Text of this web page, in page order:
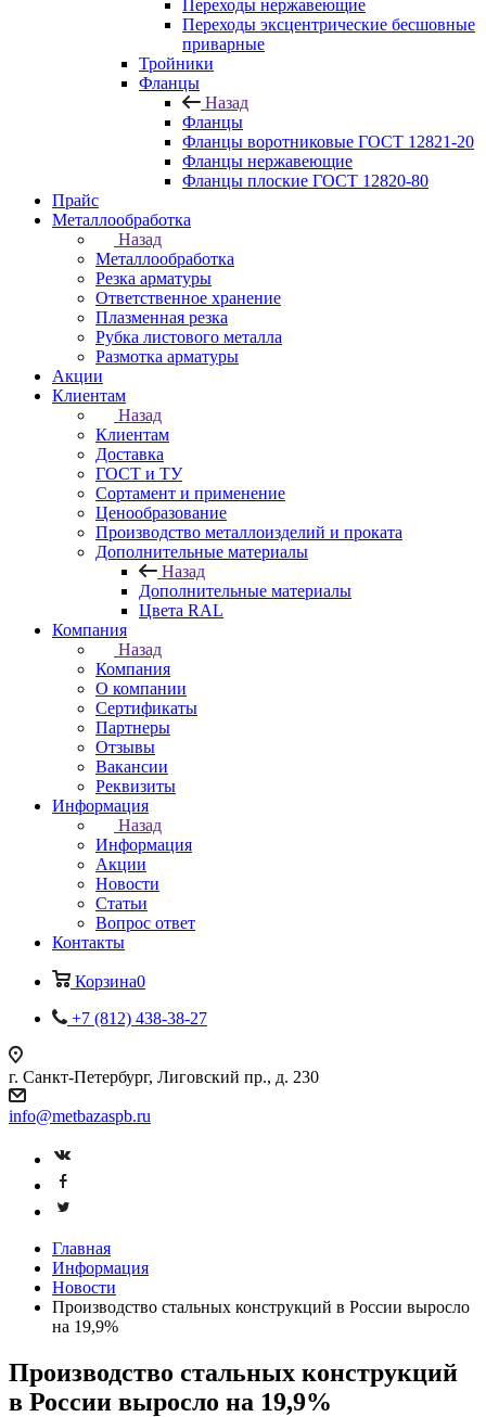
Переходы нержавеющие
Переходы эксцентрические бесшовные
приварные
Тройники
Фланцы
Назад
Фланцы
Фланцы воротниковые ГОСТ 12821-20
Фланцы нержавеющие
Фланцы плоские ГОСТ 12820-80
Прайс
Металлообработка
Назад
Металлообработка
Резка арматуры
Ответственное хранение
Плазменная резка
Рубка листового металла
Размотка арматуры
Акции
Клиентам
Назад
Клиентам
Доставка
ГОСТ и ТУ
Сортамент и применение
Ценообразование
Производство металлоизделий и проката
Дополнительные материалы
Назад
Дополнительные материалы
Цвета RAL
Компания
Назад
Компания
О компании
Сертификаты
Партнеры
Отзывы
Вакансии
Реквизиты
Информация
Назад
Информация
Акции
Новости
Статьи
Вопрос ответ
Контакты
Корзина0
+7 (812) 438-38-27
г. Санкт-Петербург, Лиговский пр., д. 230
info@metbazaspb.ru
Главная
Информация
Новости
Производство стальных конструкций в России выросло
на 19,9%
Производство стальных конструкций
в России выросло на 19,9%